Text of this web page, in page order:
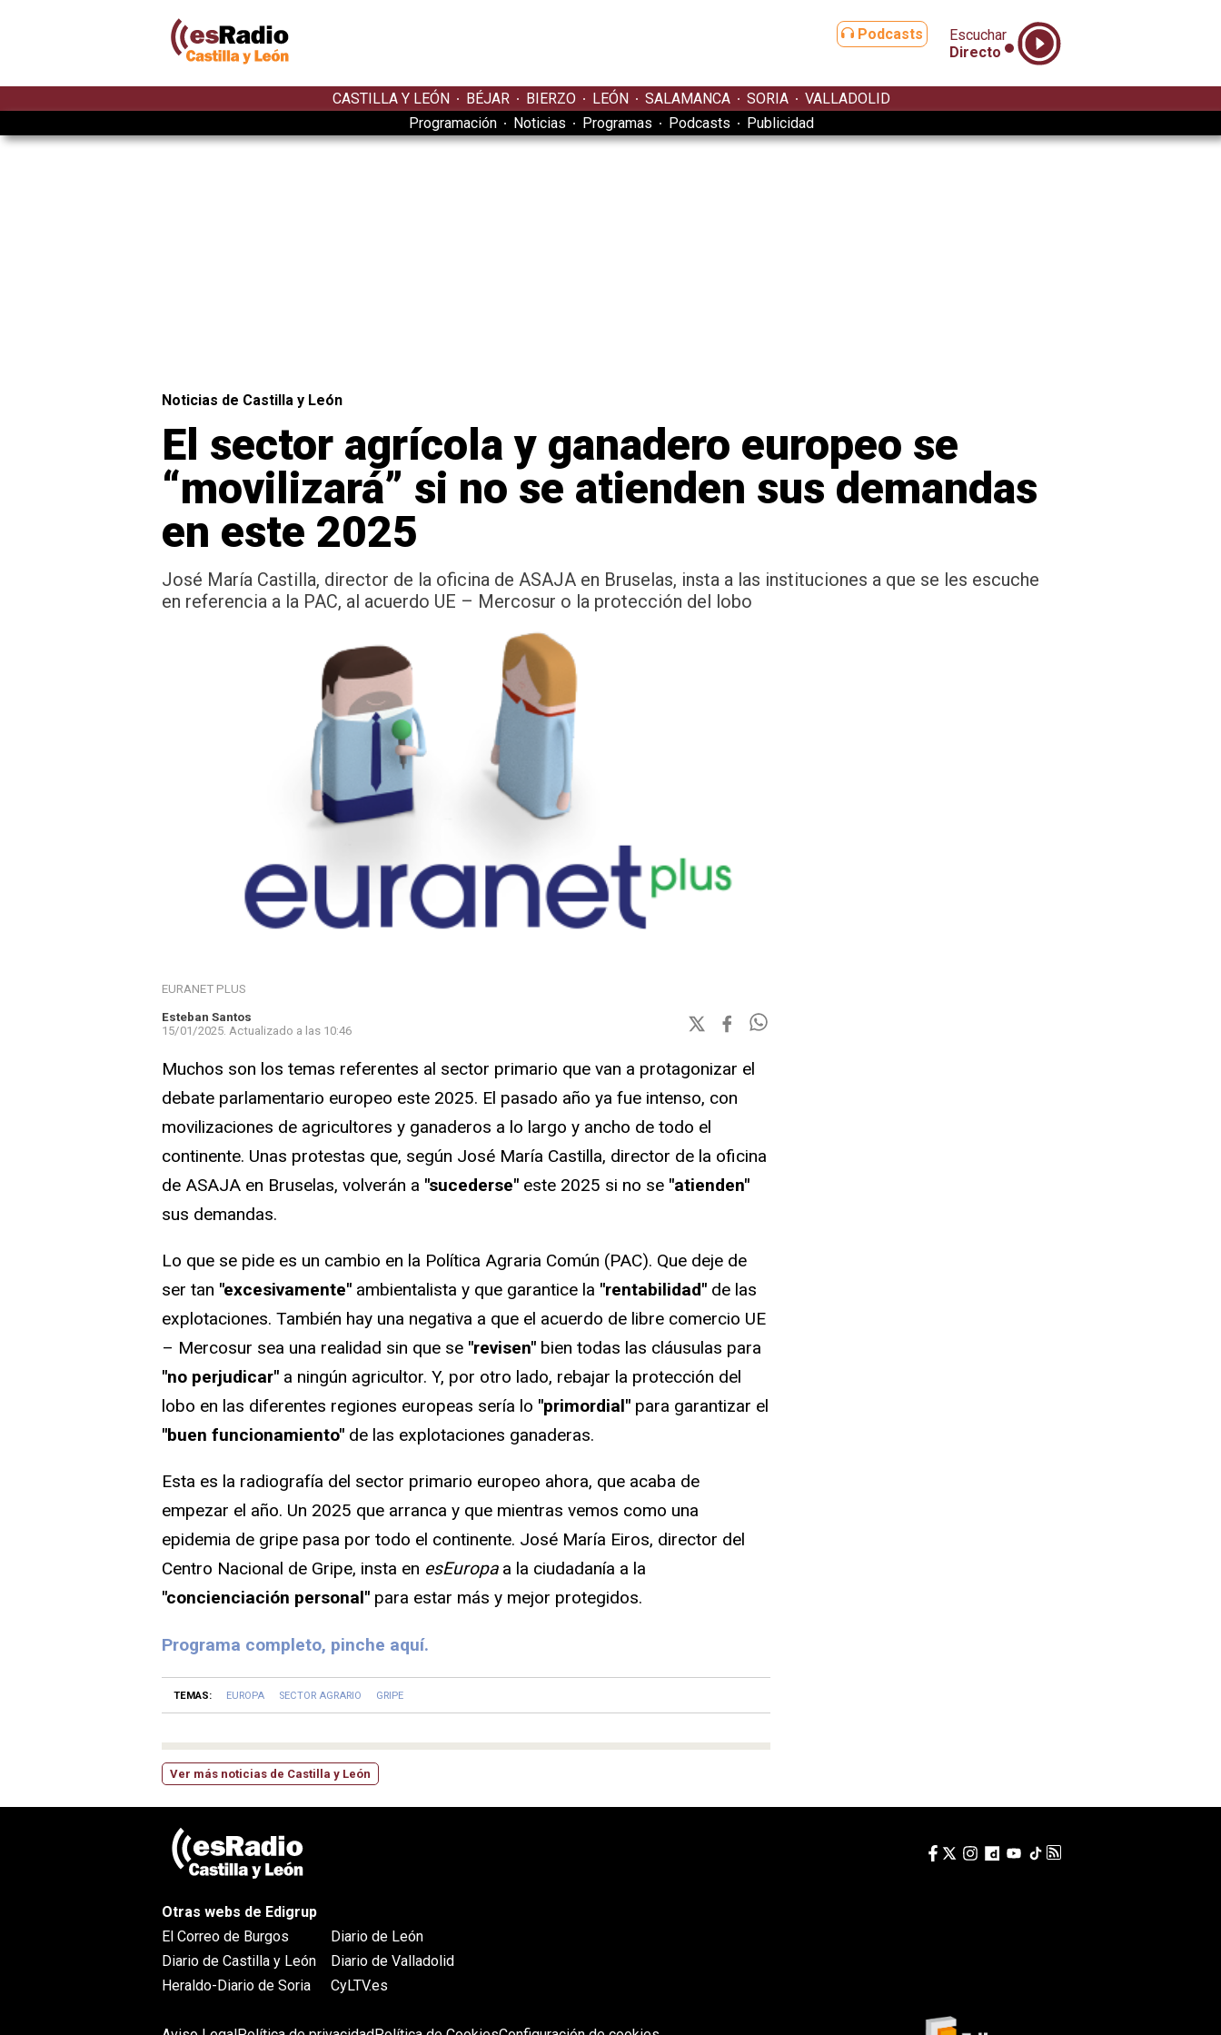
Podcasts
Escuchar
Directo
CASTILLA Y LEÓN BÉJAR BIERZO LEÓN SALAMANCA SORIA
VALLADOLID
Programación
Noticias Programas Podcasts Publicidad
Noticias de Castilla y León
El sector agrícola y ganadero europeo se
“movilizará” si no se atienden sus demandas
en este 2025
José María Castilla, director de la oficina de ASAJA en Bruselas, insta a las instituciones a que se les escuche
en referencia a la PAC, al acuerdo UE – Mercosur o la protección del lobo
EURANET PLUS
Esteban Santos
15/01/2025. Actualizado a las 10:46
Muchos son los temas referentes al sector primario que van a protagonizar el
debate parlamentario europeo este 2025. El pasado año ya fue intenso, con
movilizaciones de agricultores y ganaderos a lo largo y ancho de todo el
continente. Unas protestas que, según José María Castilla, director de la oficina
de ASAJA en Bruselas, volverán a "sucederse" este 2025 si no se "atienden"
sus demandas.
Lo que se pide es un cambio en la Política Agraria Común (PAC). Que deje de
ser tan "excesivamente" ambientalista y que garantice la "rentabilidad" de las
explotaciones. También hay una negativa a que el acuerdo de libre comercio UE
– Mercosur sea una realidad sin que se "revisen" bien todas las cláusulas para
"no perjudicar" a ningún agricultor. Y, por otro lado, rebajar la protección del
lobo en las diferentes regiones europeas sería lo "primordial" para garantizar el
"buen funcionamiento" de las explotaciones ganaderas.
Esta es la radiografía del sector primario europeo ahora, que acaba de
empezar el año. Un 2025 que arranca y que mientras vemos como una
epidemia de gripe pasa por todo el continente. José María Eiros, director del
Centro Nacional de Gripe, insta en esEuropaa la ciudadanía a la
"concienciación personal" para estar más y mejor protegidos.
Programa completo, pinche aquí.
TEMAS: EUROPA SECTOR AGRARIO GRIPE
Ver más noticias de Castilla y León
Otras webs de Edigrup
El Correo de Burgos
Diario de Castilla y León
Heraldo-Diario de Soria
Diario de León
Diario de Valladolid
CyLTV.es